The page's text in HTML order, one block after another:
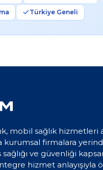
Türkiye Geneli
mobil sağlık hizmetleri
firmalara
ve güvenliği
hizmet anlayışıyla